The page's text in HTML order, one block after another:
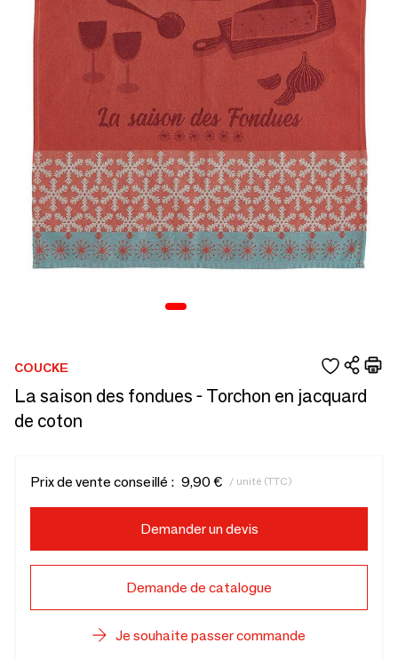
COUCKE
La saison des fondues - Torchon en jacquard
de coton
Prix de vente conseillé : 9,90 € / unité (TTC)
Demander un devis
Demande de catalogue
Je souhaite passer commande